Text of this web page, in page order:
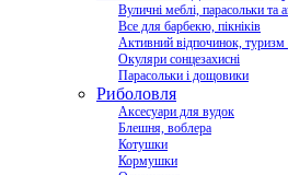
Вуличні меблі, парасольки та
Все для барбекю, пікніків
Активний відпочинок, туризм
Окуляри сонцезахисні
Парасольки і дощовики
Риболовля
Аксесуари для вудок
Блешня, воблера
Котушки
Кормушки